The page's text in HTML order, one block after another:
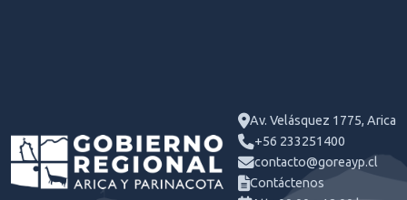
Av. Velásquez 1775, Arica
+56 233251400
contacto@goreayp.cl
Contáctenos